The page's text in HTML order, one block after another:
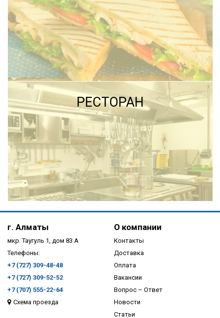
ПОДРОБНЕЕ ПОДРОБНЕЕ
ПОДРОБНЕЕ
РЕСТОРАН
ПОДРОБНЕЕ
г. Алматы
мкр. Таугуль 1, дом 83 А
Телефоны:
+7 (727) 309-48-48
+7 (727) 309-52-52
+7 (707) 555-22-64
Схема проезда
О компании
Контакты
Доставка
Оплата
Вакансии
Вопрос – Ответ
Новости
Статьи